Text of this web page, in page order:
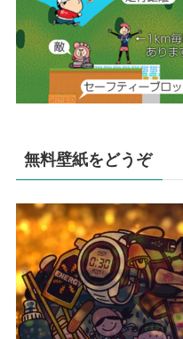
無料壁紙をどうぞ